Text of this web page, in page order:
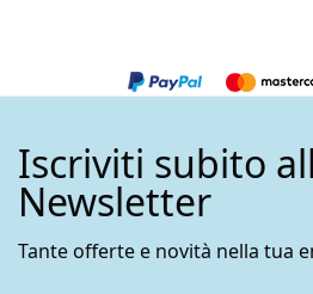
Iscriviti subito
Newsletter
Tante offerte e novità nella tua